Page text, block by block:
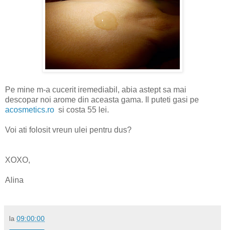
Pe mine m-a cucerit iremediabil, abia astept sa mai
descopar noi arome din aceasta gama. Il puteti gasi pe
acosmetics.ro si costa 55 lei.
Voi ati folosit vreun ulei pentru dus?
XOXO,
Alina
la 09:00:00